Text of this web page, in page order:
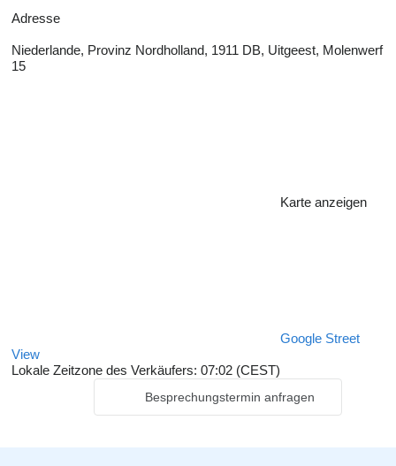
Adresse
Niederlande, Provinz Nordholland, 1911 DB, Uitgeest, Molenwerf
15
Karte anzeigen
Google Street
View
Lokale Zeitzone des Verkäufers: 07:02 (CEST)
Besprechungstermin anfragen